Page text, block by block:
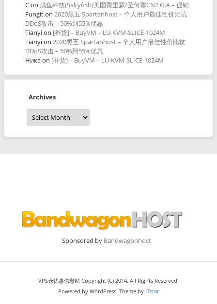
Con 咸鱼科技(Saltyfish)美国费里蒙/圣何塞CN2 GIA – 促销
Fungiton 2020黑五 Spartanhost – 个人用户最佳性价比抗
DDoS攻击 – 50%到55%优惠
Tianyion [补货] – BuyVM – LU-KVM-SLICE-1024M
Tianyion 2020黑五 Spartanhost – 个人用户最佳性价比抗
DDoS攻击 – 50%到55%优惠
Никаon [补货] – BuyVM – LU-KVM-SLICE-1024M
Archives
Archives
Sponsored by Bandwagonhost
VPS仓优惠信息站 Copyright (C) 2014. All Rights Reserved.
Powered by WordPress. Theme by ITstar